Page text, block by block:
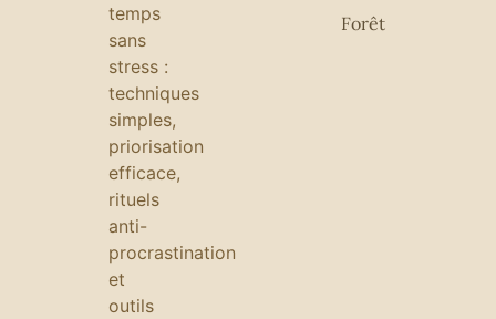
temps
sans
stress :
techniques
simples,
priorisation
efficace,
rituels
anti-
procrastination
et
outils
Forêt